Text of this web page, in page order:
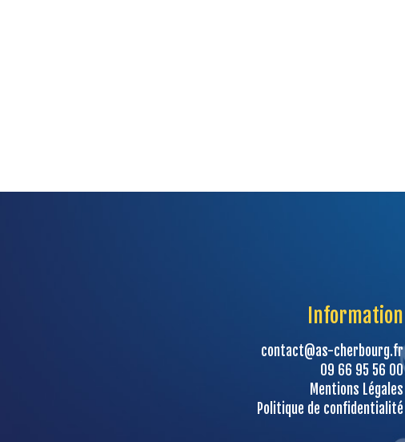
Information
contact@as-cherbourg.fr
09 66 95 56 00
Mentions Légales
Politique de confidentialité